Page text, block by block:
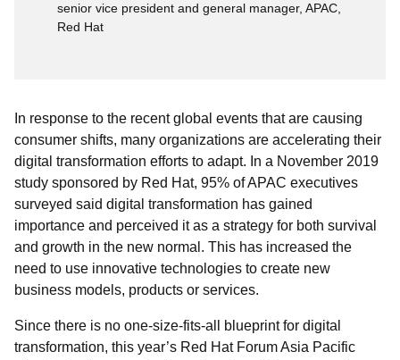
senior vice president and general manager, APAC,
Red Hat
In response to the recent global events that are causing
consumer shifts, many organizations are accelerating their
digital transformation efforts to adapt. In a November 2019
study sponsored by Red Hat, 95% of APAC executives
surveyed said digital transformation has gained
importance and perceived it as a strategy for both survival
and growth in the new normal. This has increased the
need to use innovative technologies to create new
business models, products or services.
Since there is no one-size-fits-all blueprint for digital
transformation, this year’s Red Hat Forum Asia Pacific